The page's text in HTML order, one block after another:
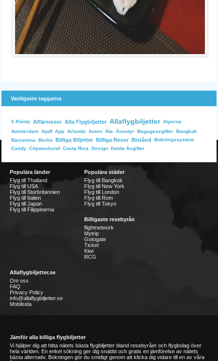
Vanligaste taggarna
5 Pointz Affärsresor Alla Flygbiljetter Allaflygbiljetter Alperna
Amsterdam Apdf App Arlanda Asien Äta Äventyr Bagageavgifter Bangkok
Barcelona
Berlin Billiga Biljetter Billiga Resor Bistånd
Bokningssystem
Candy Cityweekend Costa Rica Design Dolda Avgifter
Populära länder
Flyg till Thailand
Flyg till USA
Flyg till Storbritannien
Flyg till Italien
Flyg till Japan
Flyg till Filippinerna
Populära städer
Flyg till Bangkok
Flyg till New York
Flyg till London
Flyg till Rom
Flyg till Tokyo
Billigaste resebyrån
flightnetwork
Mytrip
Gotogate
Ticket
Kiwi
RCG
Allaflygbiljetter.se
Om oss
FAQ
Privacy Policy
info@allaflygbiljetter.se
Mobilsida
Jämför alla billiga flygbiljetter
Vi hjälper dig att hitta nätets bästa flygbiljetter bland resebyråer och flygbolag över
hela världen. En enkel sökning ger dig snabbt och gratis en jämförelse av nätets
bästa alternativ. Bokningen gör du smidigt genom att klicka dig vidare till en av våra